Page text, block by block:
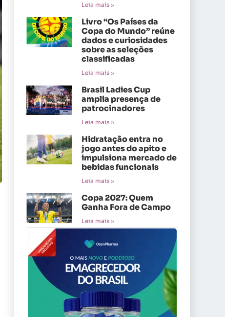
Leia mais »
Livro “Os Países da
Copa do Mundo” reúne
dados e curiosidades
sobre as seleções
classificadas
Leia mais »
Brasil Ladies Cup
amplia presença de
patrocinadores
Leia mais »
Hidratação entra no
jogo antes do apito e
impulsiona mercado de
bebidas funcionais
Leia mais »
Copa 2027: Quem
Ganha Fora de Campo
Leia mais »